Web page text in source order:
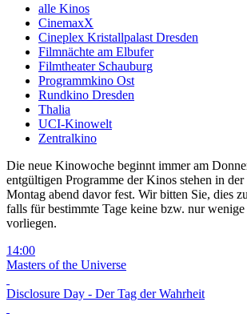
alle Kinos
CinemaxX
Cineplex Kristallpalast Dresden
Filmnächte am Elbufer
Filmtheater Schauburg
Programmkino Ost
Rundkino Dresden
Thalia
UCI-Kinowelt
Zentralkino
Die neue Kinowoche beginnt immer am
entgültigen Programme der Kinos stehen in der
Montag abend davor fest. Wir bitten Sie, dies
falls für bestimmte Tage keine bzw. nur wenige
vorliegen.
14:00
Masters of the Universe
Disclosure Day - Der Tag der Wahrheit